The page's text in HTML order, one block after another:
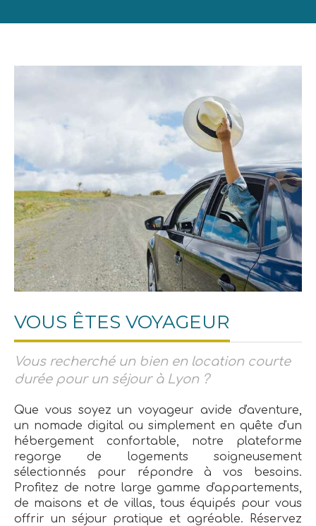
VOUS ÊTES VOYAGEUR
Vous recherché un bien en location courte
durée pour un séjour à Lyon ?
Que vous soyez un voyageur avide d'aventure,
un nomade digital ou simplement en quête d'un
hébergement confortable, notre plateforme
regorge de logements soigneusement
sélectionnés pour répondre à vos besoins.
Profitez de notre large gamme d'appartements,
de maisons et de villas, tous équipés pour vous
offrir un séjour pratique et agréable. Réservez